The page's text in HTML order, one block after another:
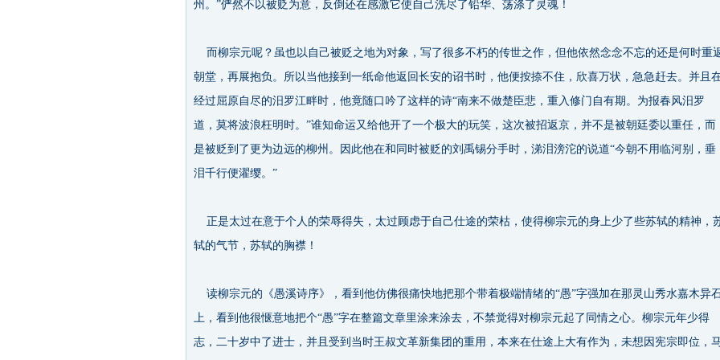
州。”俨然不以被贬为意，反倒还在感激它使自己洗尽了铅华、荡涤了灵魂！
而柳宗元呢？虽也以自己被贬之地为对象，写了很多不朽的传世之作，但他依然念念不忘的还是何时重
朝堂，再展抱负。所以当他接到一纸命他返回长安的诏书时，他便按捺不住，欣喜万状，急急赶去。并且
经过屈原自尽的汨罗江畔时，他竟随口吟了这样的诗“南来不做楚臣悲，重入修门自有期。为报春风汨罗
道，莫将波浪枉明时。”谁知命运又给他开了一个极大的玩笑，这次被招返京，并不是被朝廷委以重任，而
是被贬到了更为边远的柳州。因此他在和同时被贬的刘禹锡分手时，涕泪滂沱的说道“今朝不用临河别，垂
泪千行便濯缨。”
正是太过在意于个人的荣辱得失，太过顾虑于自己仕途的荣枯，使得柳宗元的身上少了些苏轼的精神，
轼的气节，苏轼的胸襟！
读柳宗元的《愚溪诗序》，看到他仿佛很痛快地把那个带着极端情绪的“愚”字强加在那灵山秀水嘉木异
上，看到他很惬意地把个“愚”字在整篇文章里涂来涂去，不禁觉得对柳宗元起了同情之心。柳宗元年少得
志，二十岁中了进士，并且受到当时王叔文革新集团的重用，本来在仕途上大有作为，未想因宪宗即位，